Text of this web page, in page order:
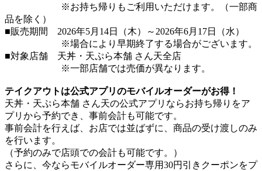
※お持ち帰りもご利用いただけます。（一部商
品を除く）
■販売期間 2026年5月14日（木）～2026年6月17日（水）
※場合により早期終了する場合がございます。
■対象店舗 天丼・天ぷら本舗 さん天全店
※一部店舗では売価が異なります。
テイクアウトは公式アプリのモバイルオーダーがお得！
天丼・天ぷら本舗 さん天の公式アプリならお持ち帰りをア
プリから予約でき、事前会計も可能です。
事前会計を行えば、お店では並ばずに、商品の受け渡しのみ
を行います。
（予約のみで店頭での会計も可能です。）
さらに、今ならモバイルオーダー専用30円引きクーポンをプ